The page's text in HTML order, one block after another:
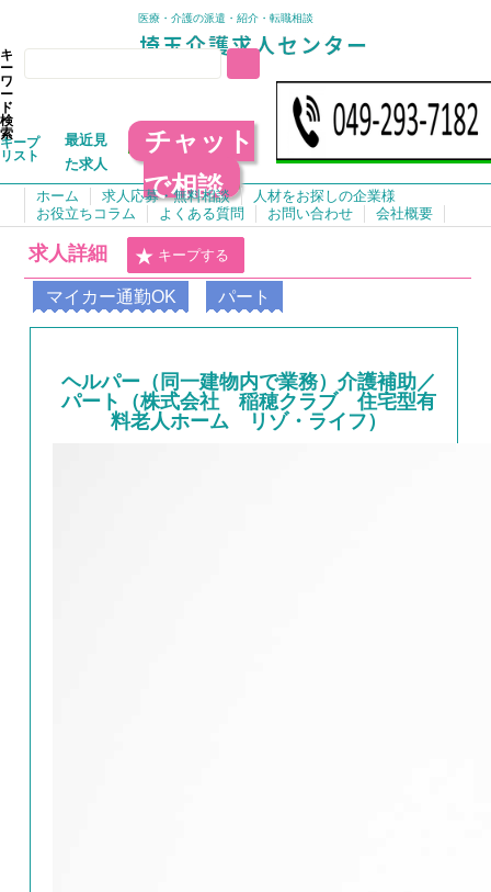
医療・介護の派遣・紹介・転職相談
キ
ー
ワ
ー
ド
検
索
キープ
リスト
最近見
た求人
チャット
で相談
ホーム 求人応募・無料相談
人材をお探しの企業様
お役立ちコラム
よくある質問 お問い合わせ 会社概要
求人詳細 キープする
マイカー通勤OK パート
ヘルパー（同一建物内で業務）介護補助／
パート（株式会社 稲穂クラブ 住宅型有
料老人ホーム リゾ・ライフ）